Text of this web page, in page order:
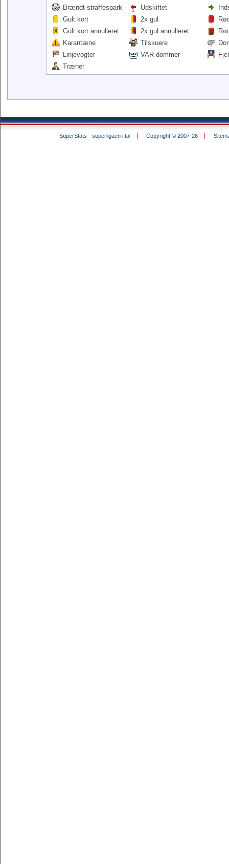
Brændt straffespark
Udskiftet
Gult kort
2x gul
Gult kort annulleret
2x gul annulleret
Karantæne
Tilskuere
Linjevogter
VAR dommer
Træner
SuperStats - superligaen i tal Copyright © 2007-26